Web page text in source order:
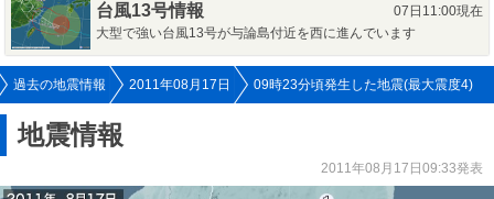
台風13号情報
07日11:00現在
大型で強い台風13号が与論島付近を西に進んでいます
過去の地震情報 2011年08月17日 09時23分頃発生した地震(最大震度4)
地震情報
2011年08月17日09:33発表